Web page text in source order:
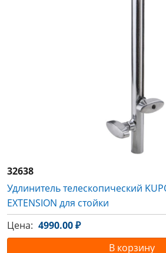
32638
Удлинитель телескопический
EXTENSION для стойки
Цена: 4990.00 ₽
В корзину